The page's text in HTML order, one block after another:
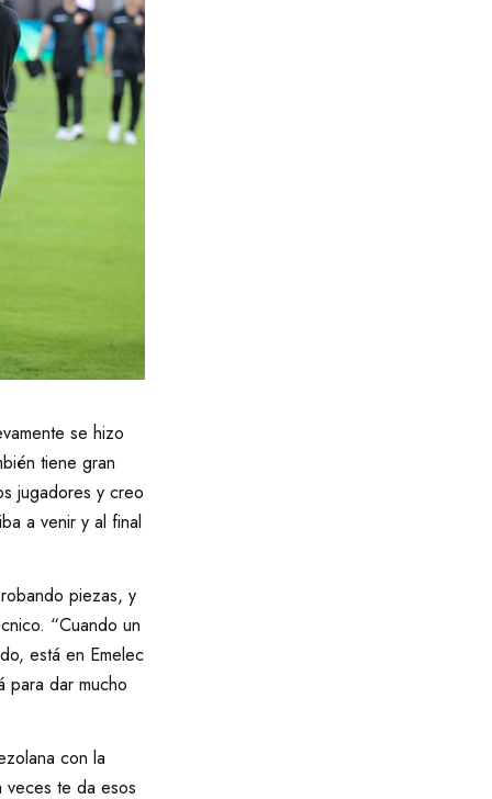
se hizo
tiene gran
jugadores y creo
a venir y al final
piezas, y
“Cuando un
está en Emelec
para dar mucho
con la
veces te da esos